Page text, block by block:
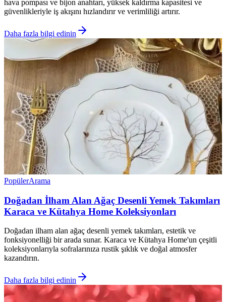
hava pompası ve bijon anahtarı, yüksek kaldırma kapasitesi ve
güvenlikleriyle iş akışını hızlandırır ve verimliliği artırır.
Daha fazla bilgi edinin
PopülerArama
Doğadan İlham Alan Ağaç Desenli Yemek Takımları
Karaca ve Kütahya Home Koleksiyonları
Doğadan ilham alan ağaç desenli yemek takımları, estetik ve
fonksiyonelliği bir arada sunar. Karaca ve Kütahya Home'un çeşitli
koleksiyonlarıyla sofralarınıza rustik şıklık ve doğal atmosfer
kazandırın.
Daha fazla bilgi edinin